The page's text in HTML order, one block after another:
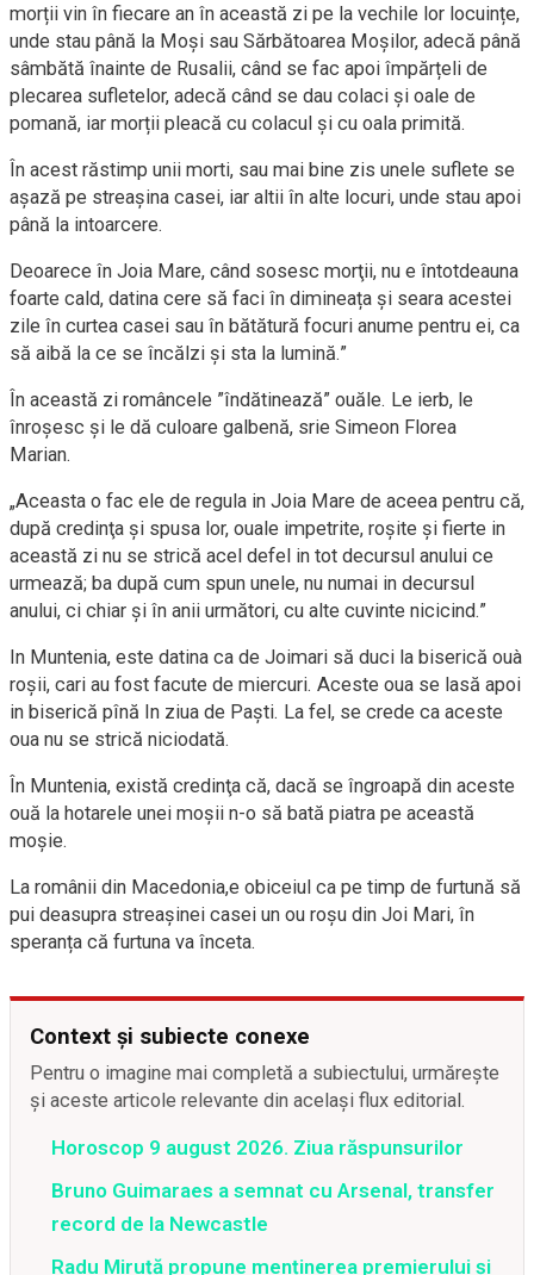
morții vin în fiecare an în această zi pe la vechile lor locuințe,
unde stau până la Moşi sau Sărbătoarea Moşilor, adecă până
sâmbătă înainte de Rusalii, când se fac apoi împărțeli de
plecarea sufletelor, adecă când se dau colaci şi oale de
pomană, iar morții pleacă cu colacul şi cu oala primită.
În acest răstimp unii morti, sau mai bine zis unele suflete se
aşază pe streaşina casei, iar altii în alte locuri, unde stau apoi
până la intoarcere.
Deoarece în Joia Mare, când sosesc morţii, nu e întotdeauna
foarte cald, datina cere să faci în dimineața și seara acestei
zile în curtea casei sau în bătătură focuri anume pentru ei, ca
să aibă la ce se încălzi și sta la lumină.”
În această zi româncele ”îndătinează” ouăle. Le ierb, le
înroșesc și le dă culoare galbenă, srie Simeon Florea
Marian.
„Aceasta o fac ele de regula in Joia Mare de aceea pentru că,
după credinţa şi spusa lor, ouale impetrite, roşite şi fierte in
această zi nu se strică acel defel in tot decursul anului ce
urmează; ba după cum spun unele, nu numai in decursul
anului, ci chiar şi în anii următori, cu alte cuvinte nicicind.”
In Muntenia, este datina ca de Joimari să duci la biserică ouà
roşii, cari au fost facute de miercuri. Aceste oua se lasă apoi
in biserică pînă In ziua de Paşti. La fel, se crede ca aceste
oua nu se strică niciodată.
În Muntenia, există credinţa că, dacă se îngroapă din aceste
ouă la hotarele unei moşii n-o să bată piatra pe această
moșie.
La românii din Macedonia,e obiceiul ca pe timp de furtună să
pui deasupra streașinei casei un ou roșu din Joi Mari, în
speranța că furtuna va înceta.
Context și subiecte conexe
Pentru o imagine mai completă a subiectului, urmărește
și aceste articole relevante din același flux editorial.
Horoscop 9 august 2026. Ziua răspunsurilor
Bruno Guimaraes a semnat cu Arsenal, transfer
record de la Newcastle
Radu Miruță propune menținerea premierului și